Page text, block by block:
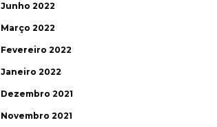
Junho 2022
Março 2022
Fevereiro 2022
Janeiro 2022
Dezembro 2021
Novembro 2021